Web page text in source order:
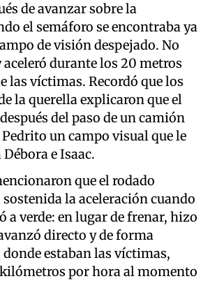
de avanzar sobre la
el semáforo se encontraba ya
de visión despejado. No
durante los 20 metros
las víctimas. Recordó que los
la querella explicaron que el
del paso de un camión
un campo visual que le
e Isaac.
que el rodado
la aceleración cuando
a verde: en lugar de frenar, hizo
directo y de forma
estaban las víctimas,
por hora al momento